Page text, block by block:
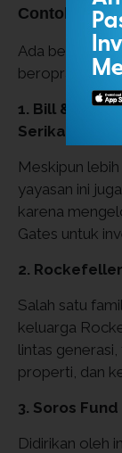
Contoh
Ada beberapa
beroprasi di
1. Bill &
Serikat)
Meskipun
yayasan ini
karena
Gates untuk
2.
Salah satu
keluarga
lintas
properti, dan
3. Soros
Didirikan oleh